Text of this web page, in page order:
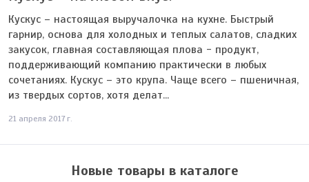
Кускус – настоящая выручалочка на кухне. Быстрый
гарнир, основа для холодных и теплых салатов, сладких
закусок, главная составляющая плова - продукт,
поддерживающий компанию практически в любых
сочетаниях. Кускус – это крупа. Чаще всего – пшеничная,
из твердых сортов, хотя делат...
21 апреля 2017 г.
Новые товары в каталоге